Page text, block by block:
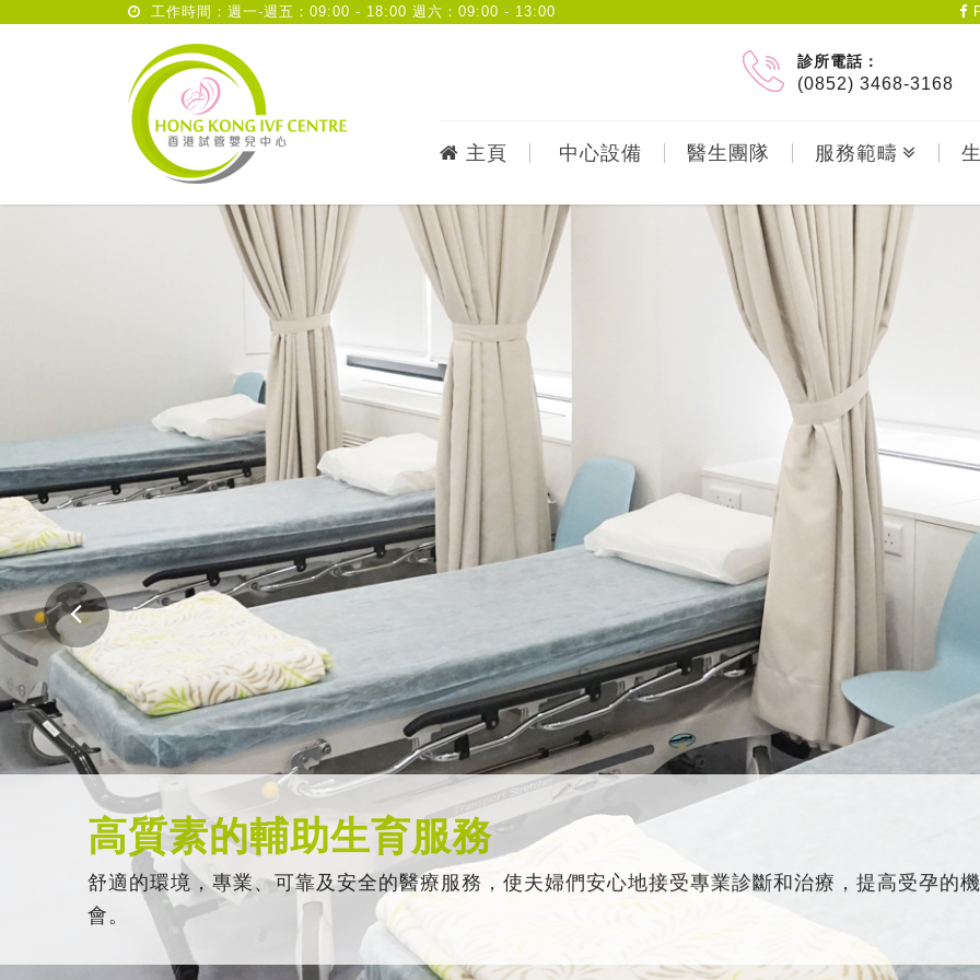
工作時間：週一-週五：09:00 - 18:00 週六：09:00 - 13:00
診所電話：
(0852) 3468-3168
主頁 中心設備 醫生團隊 服務範疇
高質素的輔助生育服務
舒適的環境，專業、可靠及安全的醫療服務，使夫婦們安心地接受專業診斷和治療，提高受孕的機
會。